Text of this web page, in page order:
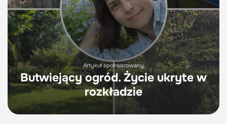
Artykuł sponsorowany
Butwiejący ogród. Życie ukryte w
rozkładzie